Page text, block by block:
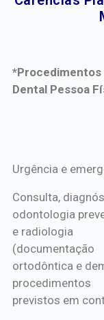
*Procedimentos
Dental Pessoa
*Procedimentos
Urgência e
Consulta,
odontologia
e radiologia
(documentação
ortodôntica e
procedimentos
previstos em